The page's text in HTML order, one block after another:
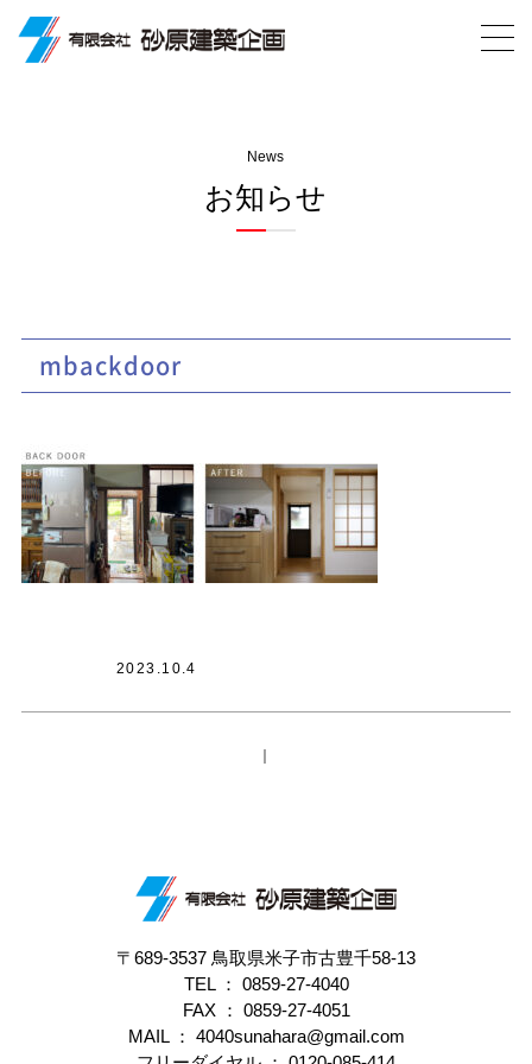
News
お知らせ
mbackdoor
2023.10.4
〒689-3537 鳥取県米子市古豊千58-13
TEL ： 0859-27-4040
FAX ： 0859-27-4051
MAIL ： 4040sunahara@gmail.com